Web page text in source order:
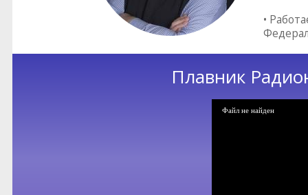
•
Плавник